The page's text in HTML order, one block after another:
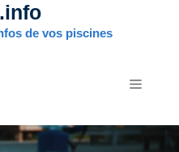
de vos piscines
MENU